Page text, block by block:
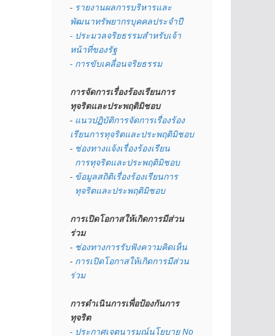
- รายงานผลการบริหารและ
พัฒนาทรัพยากรบุคคลประจำปี
- ประมวลจริยธรรมสำหรับเจ้า
หน้าที่ของรัฐ
- การขับเคลื่อนจริยธรรม
การจัดการเรื่องร้องเรียนการ
ทุจริตและประพฤติมิชอบ
- แนวปฏิบัติการจัดการเรื่องร้อง
เรียนการทุจริตและประพฤติมิชอบ
- ช่องทางแจ้งเรื่องร้องเรียน
  การทุจริตและประพฤติมิชอบ
- ข้อมูลสถิติเรื่องร้องเรียนการ
  ทุจริตและประพฤติมิชอบ
การเปิดโอกาสให้เกิดการมีส่วน
ร่วม
- ช่องทางการรับฟังความคิดเห็น
- การเปิดโอกาสให้เกิดการมีส่วน
ร่วม
การดำเนินการเพื่อป้องกันการ
ทุจริต
- ประกาศเจตนารมณ์นโยบาย No